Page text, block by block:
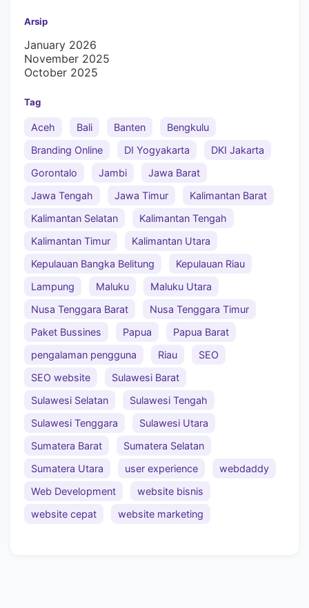
Arsip
January 2026
November 2025
October 2025
Tag
Aceh Bali Banten
Bengkulu
Branding Online
DI Yogyakarta
DKI Jakarta
Gorontalo
Jambi
Jawa Barat
Jawa Tengah
Jawa Timur
Kalimantan Barat
Kalimantan Selatan
Kalimantan Tengah
Kalimantan Timur
Kalimantan Utara
Kepulauan Bangka Belitung
Kepulauan Riau
Lampung
Maluku
Maluku Utara
Nusa Tenggara Barat
Nusa Tenggara Timur
Paket Bussines
Papua
Papua Barat
pengalaman pengguna
Riau
SEO
SEO website
Sulawesi Barat
Sulawesi Selatan
Sulawesi Tengah
Sulawesi Tenggara
Sulawesi Utara
Sumatera Barat
Sumatera Selatan
Sumatera Utara
user experience
webdaddy
Web Development
website bisnis
website cepat
website marketing